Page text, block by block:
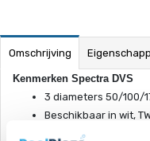
Omschrijving
Kenmerken Spectra DVS
3 diameters 50/100/
Beschikbaar in wit,
RGB: 11 vaste